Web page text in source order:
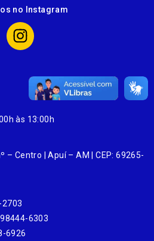
no Instagram
às 13:00h
– Centro | Apuí – AM | CEP: 69265-
6303
6926